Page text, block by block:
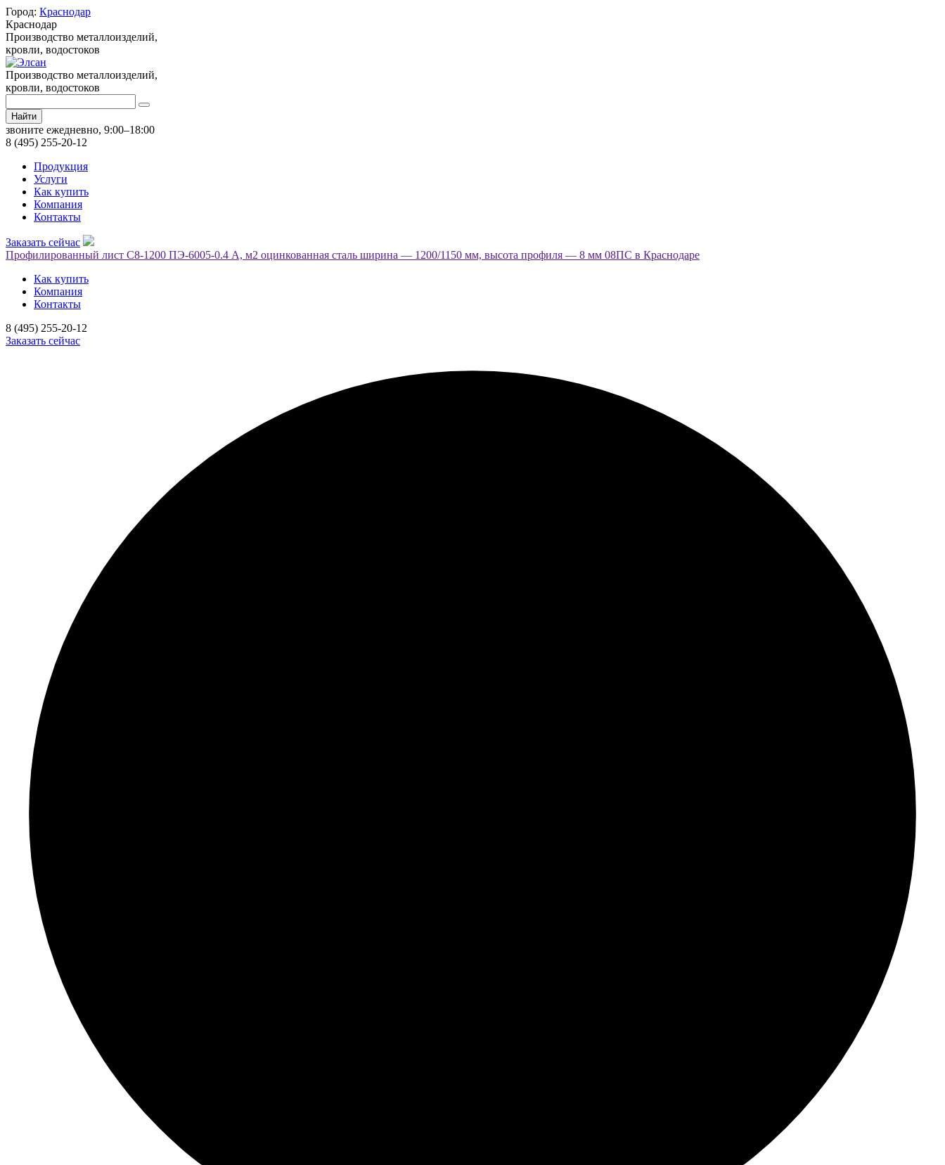
Город: Краснодар
Краснодар
Производство металлоизделий,
кровли, водостоков
Производство металлоизделий,
кровли, водостоков
Найти
звоните ежедневно, 9:00–18:00
8 (495) 255-20-12
Продукция
Услуги
Как купить
Компания
Контакты
Заказать сейчас
Профилированный лист С8-1200 ПЭ-6005-0.4 A, м2 оцинкованная сталь ширина — 1200/1150 мм, высота профиля — 8 мм 08ПС в Краснодаре
Как купить
Компания
Контакты
8 (495) 255-20-12
Заказать сейчас